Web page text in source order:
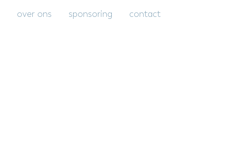
over ons sponsoring contact